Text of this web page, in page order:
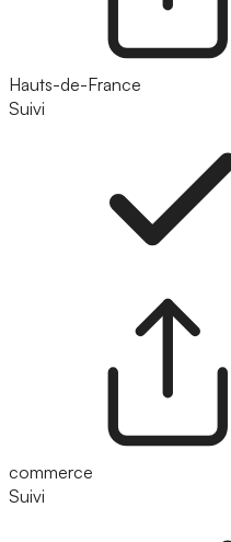
Hauts-de-France
Suivi
commerce
Suivi